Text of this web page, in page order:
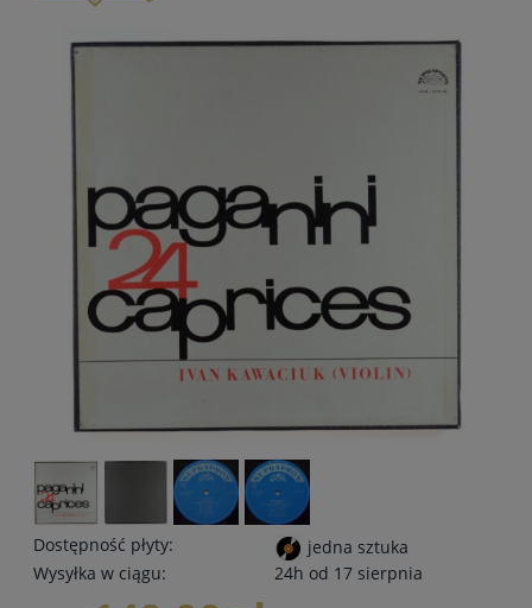
Dostępność płyty:
jedna sztuka
Wysyłka w ciągu:
24h od 17 sierpnia